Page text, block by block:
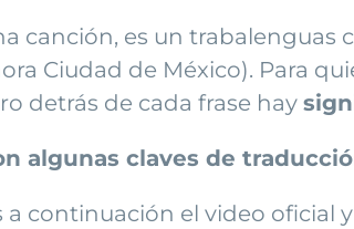
canción, es un
Ciudad de México). Para
detrás de cada frase hay
algunas claves de
a continuación el video oficial